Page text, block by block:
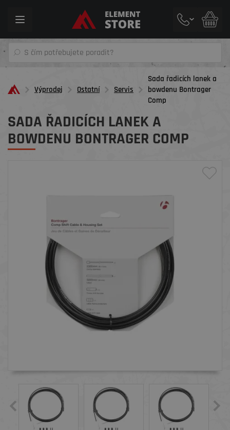
Toggle
Výprodej Ostatní Servis
Sada řadicích lanek a
bowdenu Bontrager
Comp
SADA ŘADICÍCH LANEK A
BOWDENU BONTRAGER COMP